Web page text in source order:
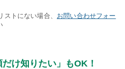
トにない場合、 お問い合わせフォー
だけ知りたい」もOK！